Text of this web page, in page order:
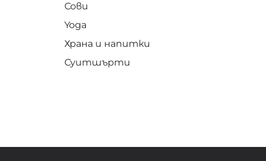
Сови
Yoga
Храна и напитки
Суитшърти